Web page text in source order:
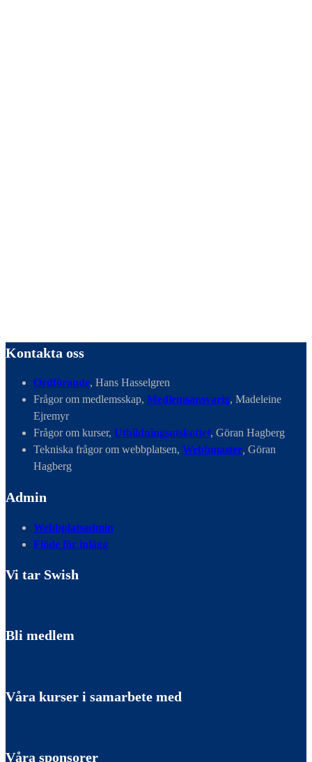
Kontakta oss
Ordförande, Hans Hasselgren
Frågor om medlemsskap, Medlemsansvarig, Madeleine
Ejremyr
Frågor om kurser, Utbildningsutskottet, Göran Hagberg
Tekniska frågor om webbplatsen, Webbmaster, Göran
Hagberg
Admin
Webbplatsadmin
Flöde för inlägg
Vi tar Swish
Bli medlem
Våra kurser i samarbete med
Våra sponsorer